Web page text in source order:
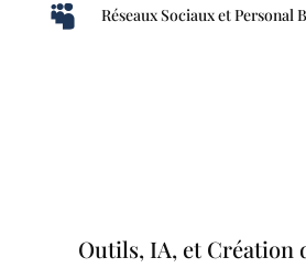
 Réseaux Sociaux et Personal
Outils, IA, et Création